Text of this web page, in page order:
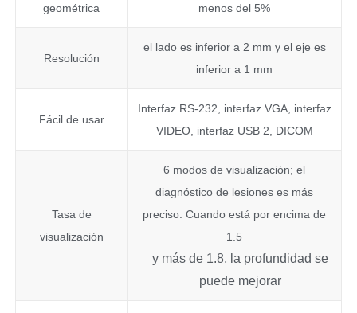
geométrica
menos del 5%
Resolución
el lado es inferior a 2 mm y el eje es
inferior a 1 mm
Fácil de usar
Interfaz RS-232, interfaz VGA, interfaz
VIDEO, interfaz USB 2, DICOM
Tasa de
visualización
6 modos de visualización; el
diagnóstico de lesiones es más
preciso. Cuando está por encima de
1.5
y más de 1.8, la profundidad se
puede mejorar